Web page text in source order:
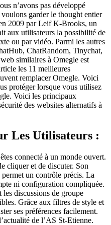
n’avons pas développé
garder le thought entier
2009 par Leif K-Brooks, un
aux utilisateurs la possibilité de
ou par vidéo. Parmi les autres
ChatRandom, Tinychat,
similaires à Omegle est
les 11 meilleures
remplacer Omegle. Voici
protéger lorsque vous utilisez
Voici les principaux
des websites alternatifs à
Les Utilisateurs :
connecté à un monde ouvert.
cliquer et de discuter. Son
un contrôle précis. La
ni configuration compliquée.
discussions de groupe
Grâce aux filtres de style et
ses préférences facilement.
de l’AS St-Etienne.